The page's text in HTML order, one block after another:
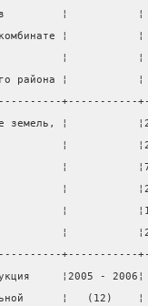
в         ¦
комбинате
¦
района
+-----------
земель, ¦
¦
¦
¦
¦
¦
+-----------
¦2005 -
¦